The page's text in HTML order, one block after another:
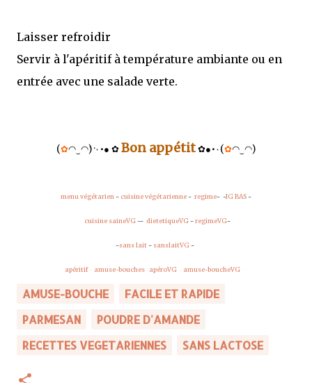
Laisser refroidir
Servir à l'apéritif à température ambiante ou en
entrée avec une salade verte.
(✿◠‿◠)·٠ •● ✿Bon appétit✿●•٠(✿◠‿◠)
menu végétarien - cuisine végétarienne- regime- -IG BAS-
cuisine saineVG-- dietetiqueVG-regimeVG-
-sans lait- sanslaitVG-
apéritif- amuse-bouches- apéroVG- amuse-boucheVG-
AMUSE-BOUCHE
FACILE ET RAPIDE
PARMESAN
POUDRE D'AMANDE
RECETTES VEGETARIENNES
SANS LACTOSE